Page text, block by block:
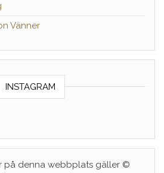
Vänner
INSTAGRAM
på denna webbplats gäller ©